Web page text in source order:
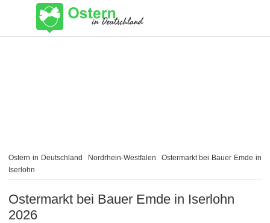
Ostern in Deutschland Nordrhein-Westfalen
Ostermarkt bei Bauer Emde in
Iserlohn
Ostermarkt bei Bauer Emde in Iserlohn
2026